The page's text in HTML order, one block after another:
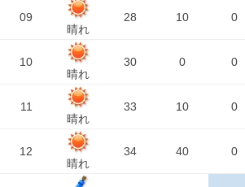
09
晴れ
28 10 0
10
晴れ
30 0 0
11
晴れ
33 10 0
12
晴れ
34 40 0